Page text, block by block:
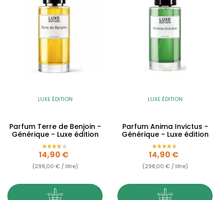
LUXE ÉDITION
Parfum Terre de Benjoin -
Générique - Luxe édition
Prix
14,90 €
(298,00 € / litre)
LUXE ÉDITION
Parfum Anima Invictus -
Générique - Luxe édition
Prix
14,90 €
(298,00 € / litre)